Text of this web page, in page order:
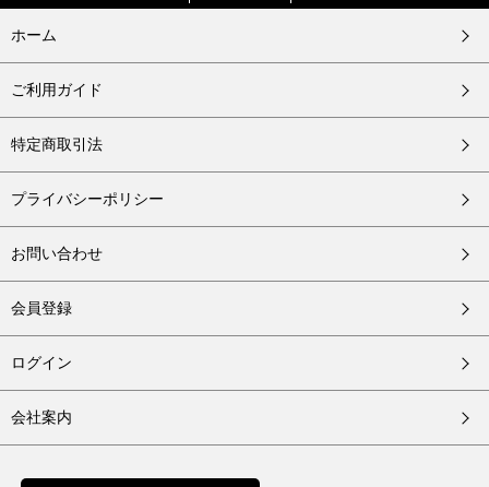
ホーム
ご利用ガイド
特定商取引法
プライバシーポリシー
お問い合わせ
会員登録
ログイン
会社案内